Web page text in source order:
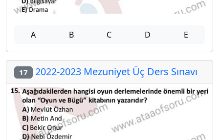
A B C D E
17 2022-2023 Mezuniyet Üç Ders Sınavı